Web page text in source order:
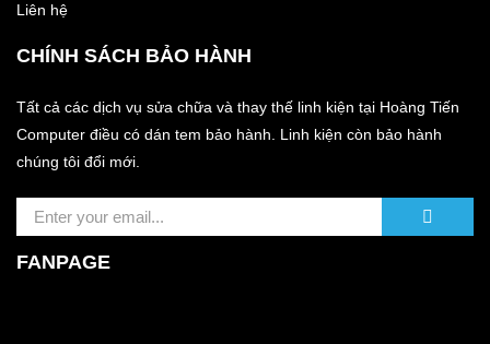
Liên hệ
CHÍNH SÁCH BẢO HÀNH
Tất cả các dịch vụ sửa chữa và thay thế linh kiện tại Hoàng Tiến
Computer điều có dán tem bảo hành. Linh kiện còn bảo hành
chúng tôi đổi mới.
FANPAGE